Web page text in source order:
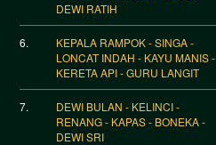
DEWI RATIH
6.
KEPALA RAMPOK - SINGA -
LONCAT INDAH - KAYU MANIS -
KERETA API - GURU LANGIT
7.
DEWI BULAN - KELINCI -
RENANG - KAPAS - BONEKA -
DEWI SRI